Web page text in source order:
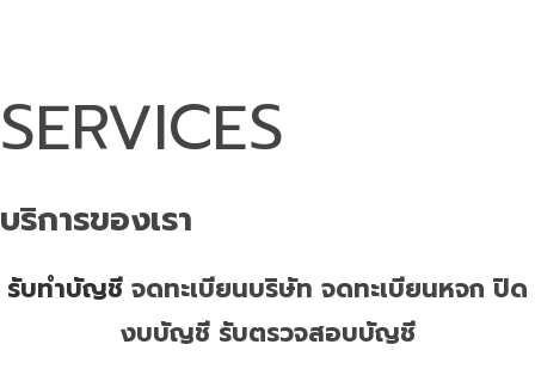
SERVICES
บริการของเรา
รับทำบัญชี จดทะเบียนบริษัท จดทะเบียนหจก ปิด
งบบัญชี รับตรวจสอบบัญชี